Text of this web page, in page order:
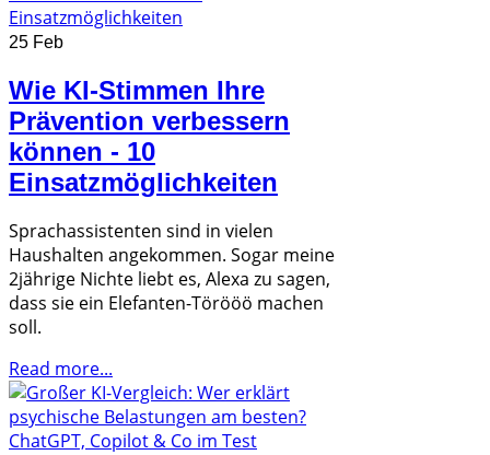
25 Feb
Wie KI-Stimmen Ihre
Prävention verbessern
können - 10
Einsatzmöglichkeiten
Sprachassistenten sind in vielen
Haushalten angekommen. Sogar meine
2jährige Nichte liebt es, Alexa zu sagen,
dass sie ein Elefanten-Törööö machen
soll.
Read more...